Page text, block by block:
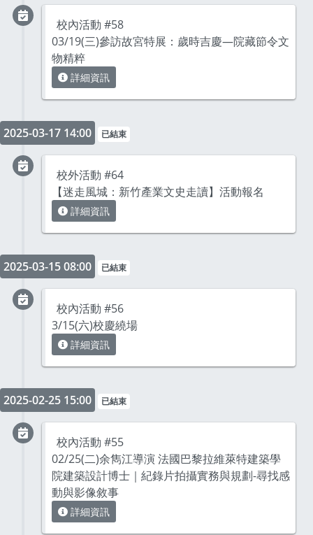
校內活動 #58
03/19(三)參訪故宮特展：歲時吉慶—院藏節令文
物精粹
詳細資訊
2025-03-17 14:00 已結束
校外活動 #64
【迷走風城：新竹產業文史走讀】活動報名
詳細資訊
2025-03-15 08:00 已結束
校內活動 #56
3/15(六)校慶繞場
詳細資訊
2025-02-25 15:00 已結束
校內活動 #55
02/25(二)余雋江導演 法國巴黎拉維萊特建築學
院建築設計博士｜紀錄片拍攝實務與規劃-尋找感
動與影像敘事
詳細資訊